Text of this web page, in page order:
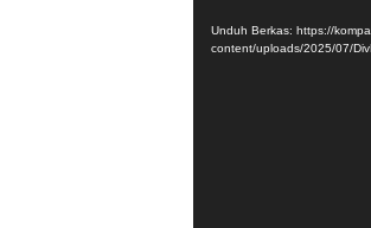
Unduh Berkas: https://
content/uploads/2025/07/